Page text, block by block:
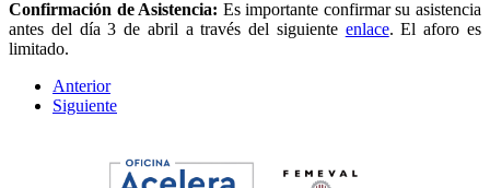
Confirmación de Asistencia: Es importante confirmar su asistencia
antes del día 3 de abril a través del siguiente enlace. El aforo es
limitado.
Anterior
Siguiente